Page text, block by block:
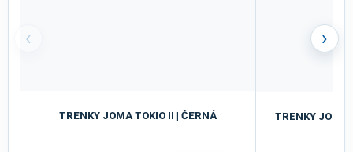
‹
TRENKY JOMA TOKIO II | ČERNÁ
TRENKY JOMA
›